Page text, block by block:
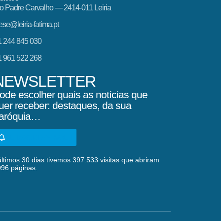
Padre Carvalho — 2414-011 Leiria
fatima.pt
244 845 030
961 522 268
escolher quais as notícias que
receber: destaques, da sua
30 dias tivemos 397.533 visitas que abriram
páginas.